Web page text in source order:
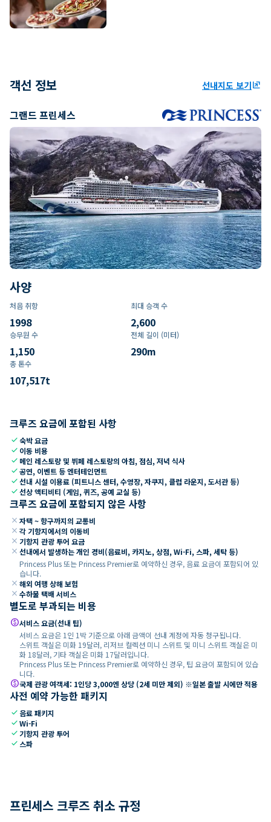
객선 정보 선내지도 보기ungroup
그랜드 프린세스
사양
처음 취항
1998
최대 승객 수
2,600
승무원 수
1,150
전체 길이 (미터)
290m
총 톤수
107,517t
크루즈 요금에 포함된 사항
check숙박 요금
check 이동 비용
check 메인 레스토랑 및 뷔페 레스토랑의 아침, 점심, 저녁 식사
check공연, 이벤트 등 엔터테인먼트
check선내 시설 이용료 (피트니스 센터, 수영장, 자쿠지, 클럽 라운지, 도서관 등)
check선상 액티비티 (게임, 퀴즈, 공예 교실 등)
크루즈 요금에 포함되지 않은 사항
close 자택 ~ 항구까지의 교통비
close 각 기항지에서의 이동비
close 기항지 관광 투어 요금
close 선내에서 발생하는 개인 경비(음료비, 카지노, 상점, Wi-Fi, 스파, 세탁 등)
Princess Plus 또는 Princess Premier로 예약하신 경우, 음료 요금이 포함되어 있
습니다.
close 해외 여행 상해 보험
close 수하물 택배 서비스
별도로 부과되는 비용
paid서비스 요금(선내 팁)
서비스 요금은 1인 1박 기준으로 아래 금액이 선내 계정에 자동 청구됩니다.
스위트 객실은 미화 19달러, 리저브 컬렉션 미니 스위트 및 미니 스위트 객실은 미
화 18달러, 기타 객실은 미화 17달러입니다.
Princess Plus 또는 Princess Premier로 예약하신 경우, 팁 요금이 포함되어 있습
니다.
paid국제 관광 여객세: 1인당 3,000엔 상당 (2세 미만 제외) ※일본 출발 시에만 적용
사전 예약 가능한 패키지
check 음료 패키지
checkWi-Fi
check 기항지 관광 투어
check 스파
프린세스 크루즈 취소 규정